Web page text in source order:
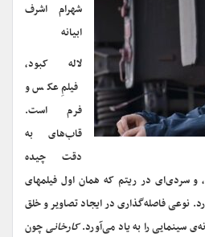
شهرام اشرف
ابیانه
لاله کبود،
فیلمِ عکس و
فرم است.
قاب‌های به
دقت چیده
و سردی‌ای در ریتم که همان اول فیلمهای
نوعی فاصله‌گذاری در ایجاد تصاویر و خلق
سینمایی را به یاد می‌آورد.کارخانیچون